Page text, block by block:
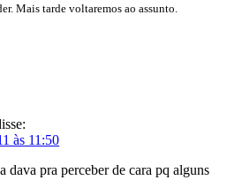
Mais tarde voltaremos ao assunto.
às 11:50
dava pra perceber de cara pq alguns